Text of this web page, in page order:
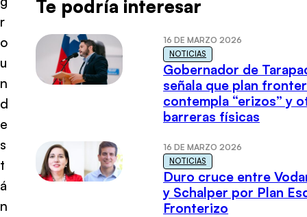
r
o
u
n
d
e
s
t
á
n
Te podría interesar
16 DE MARZO 2026
NOTICIAS
Gobernador de
señala que plan
contempla “erizos” y
barreras físicas
16 DE MARZO 2026
NOTICIAS
Duro cruce entre
y Schalper por Plan
Fronterizo